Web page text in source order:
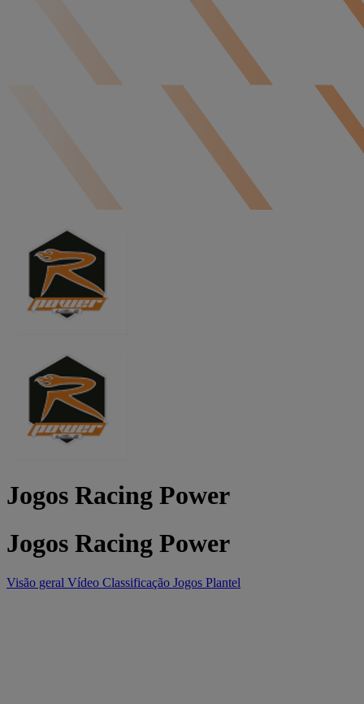
Jogos Racing Power
Jogos Racing Power
Visão geral Vídeo Classificação Jogos Plantel